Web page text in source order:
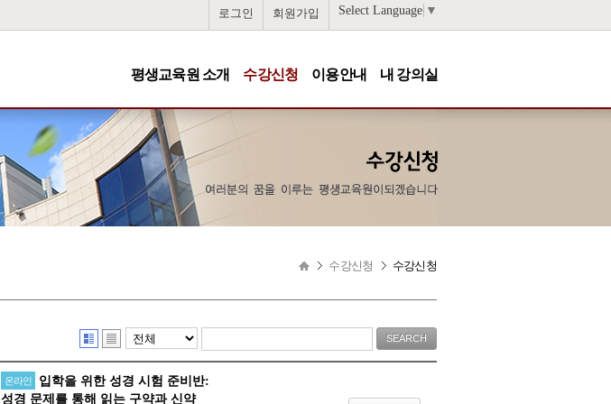
로그인 회원가입
평생교육원 소개 수강신청 이용안내 내 강의실
Select Language ▼
수강신청 수강신청
온라인
입학을 위한 성경 시험 준비반:
성경 문제를 통해 읽는 구약과 신약